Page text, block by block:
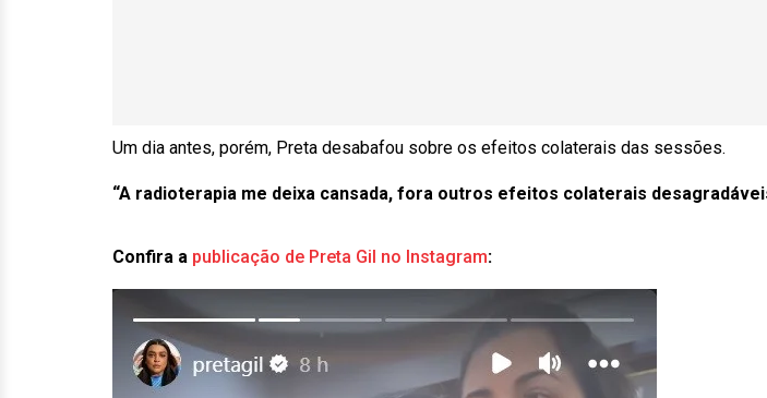
Um dia antes, porém, Preta desabafou sobre os efeitos colaterais das sessões.
“A radioterapia me deixa cansada, fora outros efeitos colaterais
Confira a publicação de Preta Gil no Instagram: